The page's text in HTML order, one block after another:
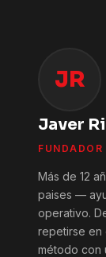
JR
Javer
Más de 12
paises —
operativo.
repetirse en
método con